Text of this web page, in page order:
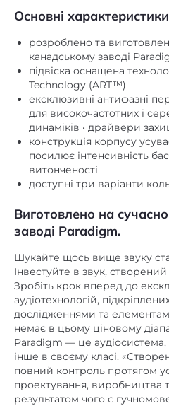
Вбудований FM-приймач
Вбудований аудіоплеєр
Вбудований мікрофон
Діаметр НЧ дифузора,
дюйм
5
Док-станція
Інтернет-радіо
Інші
Матеріал корпусу
Матеріал обробки
Пиловологозахищений
корпус
Підсилювач
Пульт ДК
Регулювання високих
частот
Основні
розроблено та
канадському заводі
підвіска оснащена
Technology (ART™)
ексклюзивні антифазні
для високочастотних і
динаміків • драйвери
конструкція корпусу
посилює інтенсивність
витонченості
доступні три варіанти
Виготовлено на
заводі Paradigm.
Шукайте щось вище звуку
Інвестуйте в звук,
Зробіть крок вперед до
аудіотехнологій,
дослідженнями та
немає в цьому ціновому
Paradigm — це
інше в своєму класі.
повний контроль протягом
проектування, виробництва
результатом чого є